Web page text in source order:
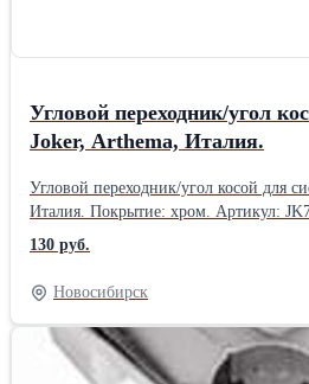
Угловой переходник/угол
Joker, Arthema, Италия.
Угловой переходник/угол косой для
Италия. Покрытие: хром. Артикул:
Производство: Arthema, Италия.
Новосибирске.Производитель:
130 руб.
Новосибирск